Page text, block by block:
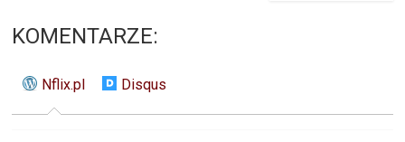
KOMENTARZE:
Nflix.pl Disqus